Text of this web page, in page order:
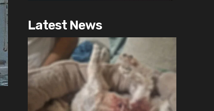
Latest News